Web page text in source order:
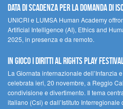
Data di scadenza per la domanda di
UNICRI e LUMSA Human Academy
Artificial Intelligence (AI), Ethics and
2025, in presenza e da remoto.
In gioco i diritti al Rights Play
La Giornata internazionale dell’Infanzia
celebrata ieri, 20 novembre, a Reggio
condivisione e divertimento. Il tema
italiano (Csi) e dall’Istituto